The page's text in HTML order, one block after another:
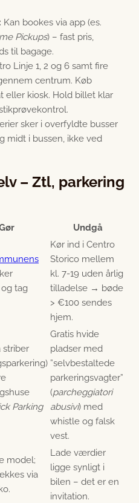
Kan bookes via app (es.
Pickups) – fast pris,
til bagage.
Linje 1, 2 og 6 samt fire
centrum. Køb
eller kiosk. Hold billet klar
sker i overfyldte busser
midt i bussen, ikke ved
– Ztl, parkering
Undgå
tag
Kør ind i Centro
Storico mellem
kl. 7-19 uden årlig
tilladelse → bøde
> €100 sendes
hjem.
striber
Parking
Gratis hvide
pladser med
”selvbestaltede
parkeringsvagter”
(parcheggiatori
abusivi) med
whistle og falsk
vest.
model;
via
Lade værdier
ligge synligt i
bilen – det er en
invitation.